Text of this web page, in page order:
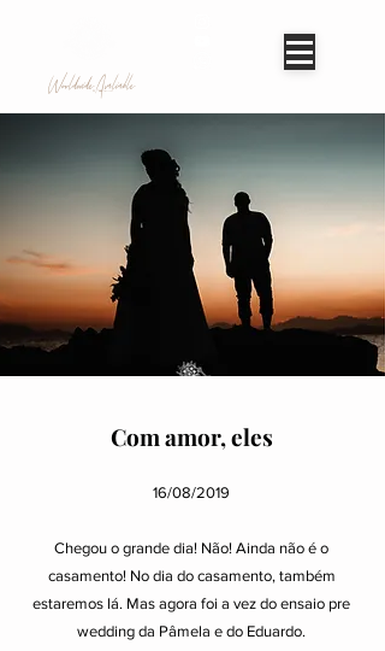
Worldwide Avaliable
Com amor, eles
16/08/2019
Chegou o grande dia! Não! Ainda não é o
casamento! No dia do casamento, também
estaremos lá. Mas agora foi a vez do ensaio pre
wedding da Pâmela e do Eduardo.